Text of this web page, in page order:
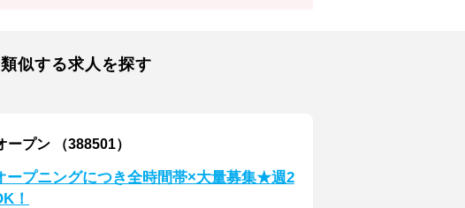
似する求人を探す
プン （388501）
ープニングにつき全時間帯×大量募集★週2
！